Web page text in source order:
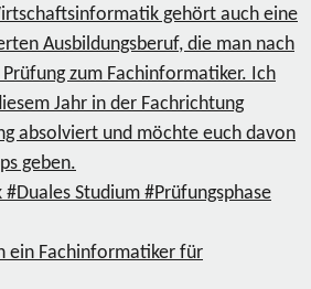
gehört auch eine
Ausbildungsberuf, die man nach
zum Fachinformatiker. Ich
Jahr in der Fachrichtung
absolviert und möchte euch davon
geben.
#Duales Studium #Prüfungsphase